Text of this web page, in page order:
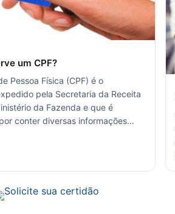
um CPF?
Pessoa Física (CPF) é o
pela Secretaria da Receita
da Fazenda e que é
conter diversas informações…